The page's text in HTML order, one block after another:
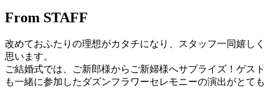
From STAFF
改めておふたりの理想がカタチになり、スタッフ一同嬉しく
思います。
ご結婚式では、ご新郎様からご新婦様へサプライズ！ゲスト
も一緒に参加したダズンフラワーセレモニーの演出がとても